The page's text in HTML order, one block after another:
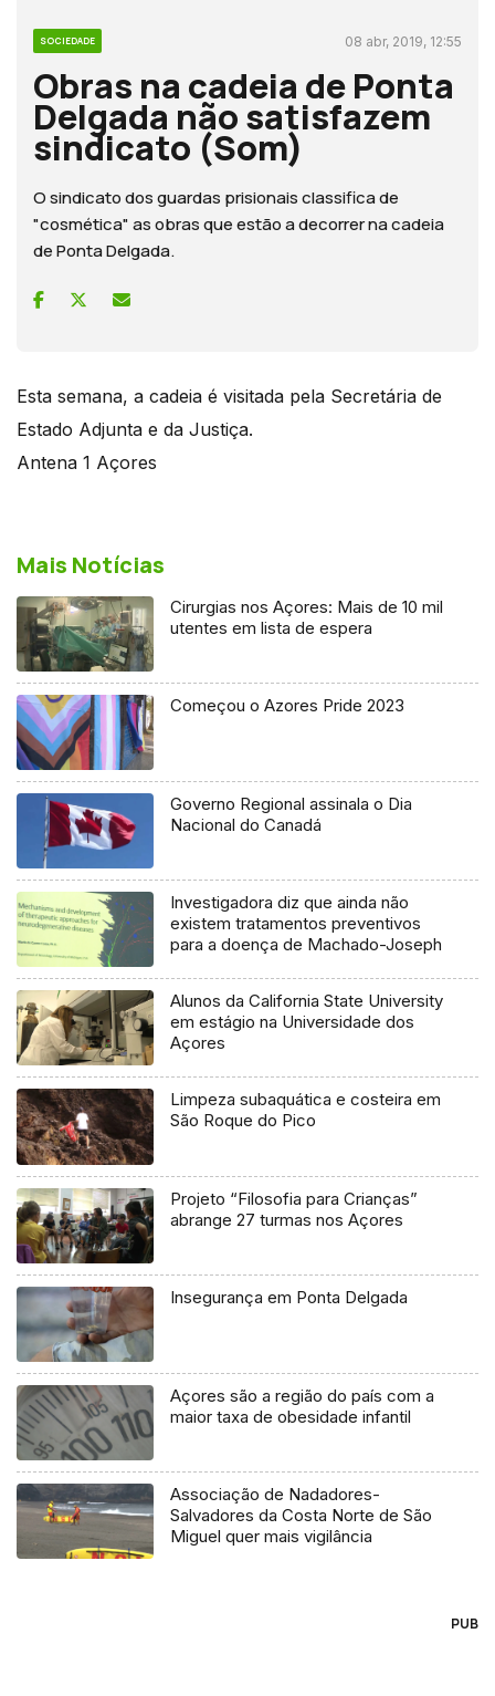
SOCIEDADE 08 abr, 2019, 12:55
Obras na cadeia de Ponta
Delgada não satisfazem
sindicato (Som)
O sindicato dos guardas prisionais classifica de
"cosmética" as obras que estão a decorrer na cadeia
de Ponta Delgada.
Esta semana, a cadeia é visitada pela Secretária de
Estado Adjunta e da Justiça.
Antena 1 Açores
Mais Notícias
Cirurgias nos Açores: Mais de 10 mil
utentes em lista de espera
Começou o Azores Pride 2023
Governo Regional assinala o Dia
Nacional do Canadá
Investigadora diz que ainda não
existem tratamentos preventivos
para a doença de Machado-Joseph
Alunos da California State University
em estágio na Universidade dos
Açores
Limpeza subaquática e costeira em
São Roque do Pico
Projeto “Filosofia para Crianças”
abrange 27 turmas nos Açores
Insegurança em Ponta Delgada
Açores são a região do país com a
maior taxa de obesidade infantil
Associação de Nadadores-
Salvadores da Costa Norte de São
Miguel quer mais vigilância
PUB